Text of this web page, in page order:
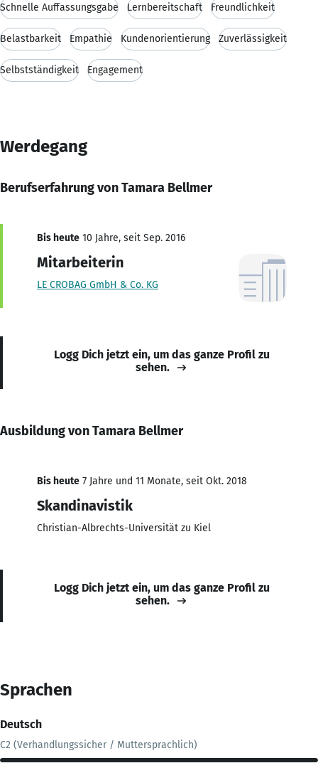
Schnelle Auffassungsgabe Lernbereitschaft Freundlichkeit
Belastbarkeit Empathie Kundenorientierung Zuverlässigkeit
Selbstständigkeit Engagement
Werdegang
Berufserfahrung von Tamara Bellmer
Bis heute 10 Jahre, seit Sep. 2016
Mitarbeiterin
LE CROBAG GmbH & Co. KG
Logg Dich jetzt ein, um das ganze Profil zu
sehen.
Ausbildung von Tamara Bellmer
Bis heute 7 Jahre und 11 Monate, seit Okt. 2018
Skandinavistik
Christian-Albrechts-Universität zu Kiel
Logg Dich jetzt ein, um das ganze Profil zu
sehen.
Sprachen
Deutsch
C2 (Verhandlungssicher / Muttersprachlich)